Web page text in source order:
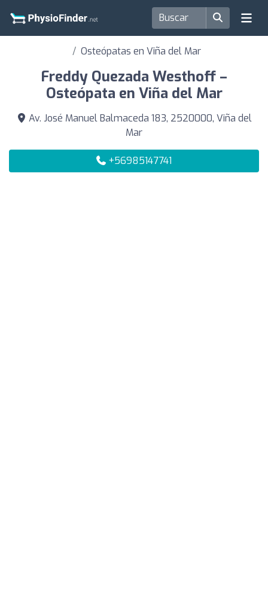
Osteópatas en Viña del Mar
Freddy Quezada Westhoff –
Osteópata en Viña del Mar
Av. José Manuel Balmaceda 183, 2520000, Viña del
Mar
+56985147741